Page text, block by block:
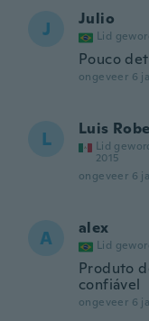
J Julio
Lid
Pouco
ongeveer 6
L Luis
Lid
2015
ongeveer 6
A alex
Lid
Produto
confiável
ongeveer 6